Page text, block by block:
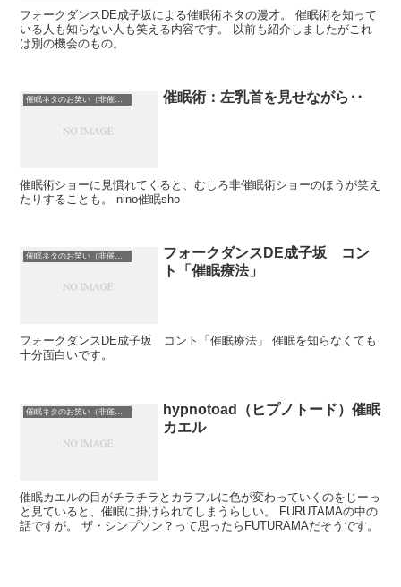
フォークダンスDE成子坂による催眠術ネタの漫才。 催眠術を知って
いる人も知らない人も笑える内容です。 以前も紹介しましたがこれ
は別の機会のもの。
催眠ネタのお笑い（非催眠） 催眠術：左乳首を見せながら‥
催眠術ショーに見慣れてくると、むしろ非催眠術ショーのほうが笑え
たりすることも。 nino催眠sho
催眠ネタのお笑い（非催眠）
フォークダンスDE成子坂 コン
ト「催眠療法」
フォークダンスDE成子坂 コント「催眠療法」 催眠を知らなくても
十分面白いです。
催眠ネタのお笑い（非催眠）
hypnotoad（ヒプノトード）催眠
カエル
催眠カエルの目がチラチラとカラフルに色が変わっていくのをじーっ
と見ていると、催眠に掛けられてしまうらしい。 FURUTAMAの中の
話ですが。 ザ・シンプソン？って思ったらFUTURAMAだそうです。